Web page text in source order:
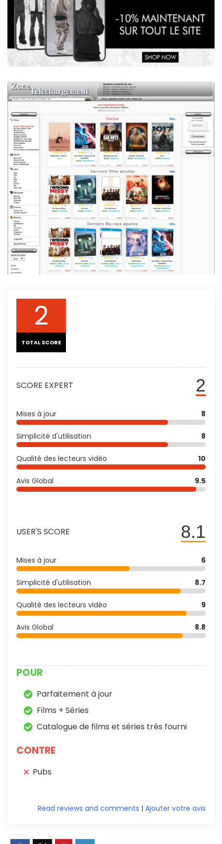
2
TOTAL SCORE
2
SCORE EXPERT
Mises à jour 8
Simplicité d'utilisation 8
Qualité des lecteurs vidéo 10
Avis Global 9.5
8.1
USER'S SCORE
Mises à jour 6
Simplicité d'utilisation 8.7
Qualité des lecteurs vidéo 9
Avis Global 8.8
POUR
Parfaitement à jour
Films + Séries
Catalogue de films et séries très fourni
CONTRE
Pubs
Ajouter votre avis
|
Read reviews and comments